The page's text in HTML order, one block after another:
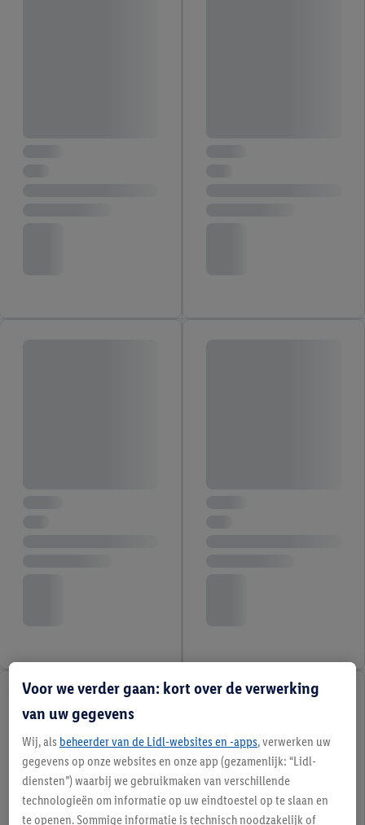
Voor we verder gaan: kort over de verwerking
van uw gegevens
Wij, als beheerder van de Lidl-websites en -apps, verwerken uw
gegevens op onze websites en onze app (gezamenlijk: “Lidl-
diensten”) waarbij we gebruikmaken van verschillende
technologieën om informatie op uw eindtoestel op te slaan en
te openen. Sommige informatie is technisch noodzakelijk of